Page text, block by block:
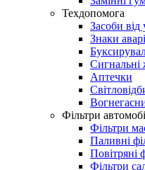
Техдопомога
Засоби від
Знаки
Сигнальні
Аптечки
Фільтри
Фільтри
Паливні
Повітряні
Фільтри